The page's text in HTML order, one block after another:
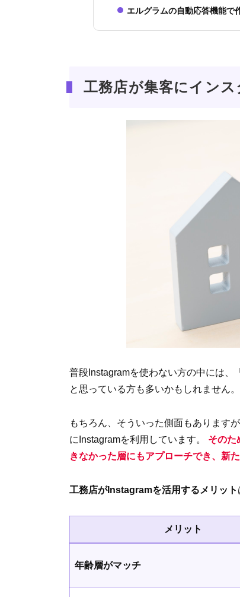
エルグラムの自動応答機能で
工務店が集客にイン
普段Instagramを使わない方の中には、
と思っている方も多いかもしれません。
もちろん、そういった側面もあります
にInstagramを利用しています。
そのた
きなかった層にもアプローチでき、新
工務店がInstagramを活用するメリット
メリット
年齢層がマッチ